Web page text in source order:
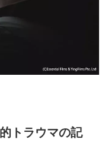
トラウマの記